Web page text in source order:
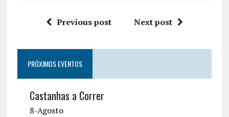
Previous post Next post
PRÓXIMOS EVENTOS
Castanhas a Correr
8-Agosto